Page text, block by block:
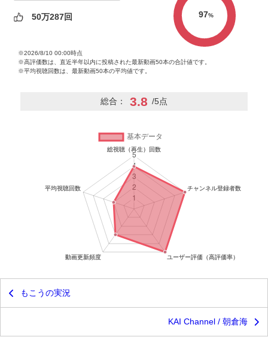
50万287回 97%
※2026/8/10 00:00時点
※高評価数は、直近半年以内に投稿された最新動画50本の合計値です。
※平均視聴回数は、最新動画50本の平均値です。
総合： 3.8 /5点
もこうの実況
KAI Channel / 朝倉海